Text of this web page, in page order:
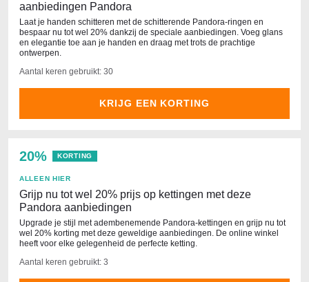
aanbiedingen Pandora
Laat je handen schitteren met de schitterende Pandora-ringen en
bespaar nu tot wel 20% dankzij de speciale aanbiedingen. Voeg glans
en elegantie toe aan je handen en draag met trots de prachtige
ontwerpen.
Aantal keren gebruikt: 30
KRIJG EEN KORTING
20% KORTING
ALLEEN HIER
Grijp nu tot wel 20% prijs op kettingen met deze
Pandora aanbiedingen
Upgrade je stijl met adembenemende Pandora-kettingen en grijp nu tot
wel 20% korting met deze geweldige aanbiedingen. De online winkel
heeft voor elke gelegenheid de perfecte ketting.
Aantal keren gebruikt: 3